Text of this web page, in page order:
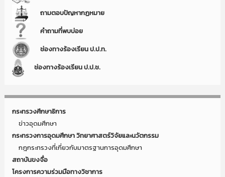
ถามตอบปัญหากฏหมาย
คำถามที่พบบ่อย
ช่องทางร้องเรียน ป.ป.ท.
ช่องทางร้องเรียน ป.ป.ช.
กระทรวงศึกษาธิการ
ข่าวอุดมศึกษา
กระทรวงการอุดมศึกษา วิทยาศาสตร์วิจัยและนวัตกรรม
กฎกระทรวงที่เกี่ยวกับมาตรฐานการอุดมศึกษา
สถาบันขงจื่อ
โครงการความร่วมมือทางวิชาการ